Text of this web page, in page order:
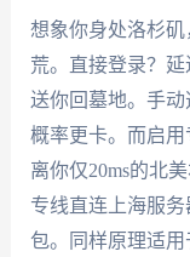
想象你身处洛杉
荒。直接登录？延
送你回墓地。手
概率更卡。而启
离你仅20ms的北
专线直连上海服务
包。同样原理适用